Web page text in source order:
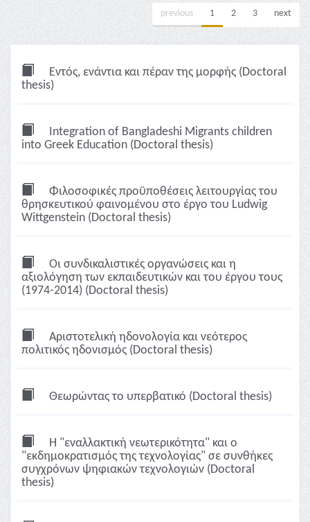
previous 1 2 3 next
Εντός, ενάντια και πέραν της μορφής (Doctoral
thesis)
Integration of Bangladeshi Migrants children
into Greek Education (Doctoral thesis)
Φιλοσοφικές προϋποθέσεις λειτουργίας του
θρησκευτικού φαινομένου στο έργο του Ludwig
Wittgenstein (Doctoral thesis)
Οι συνδικαλιστικές οργανώσεις και η
αξιολόγηση των εκπαιδευτικών και του έργου τους
(1974-2014) (Doctoral thesis)
Αριστοτελική ηδονολογία και νεότερος
πολιτικός ηδονισμός (Doctoral thesis)
Θεωρώντας το υπερβατικό (Doctoral thesis)
H "εναλλακτική νεωτερικότητα" και ο
"εκδημοκρατισμός της τεχνολογίας" σε συνθήκες
συγχρόνων ψηφιακών τεχνολογιών (Doctoral
thesis)